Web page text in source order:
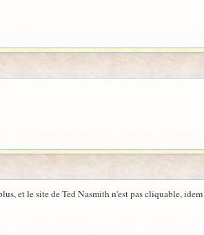
et le site de Ted Nasmith n'est pas cliquable,